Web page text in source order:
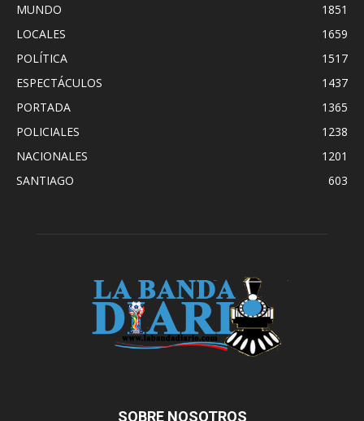
MUNDO
1851
LOCALES
1659
POLÍTICA
1517
ESPECTÁCULOS
1437
PORTADA
1365
POLICIALES
1238
NACIONALES
1201
SANTIAGO
603
SOBRE NOSOTROS